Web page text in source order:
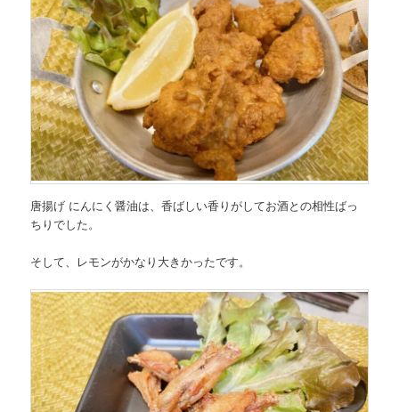
唐揚げ にんにく醤油は、香ばしい香りがしてお酒との相性ばっ
ちりでした。
そして、レモンがかなり大きかったです。